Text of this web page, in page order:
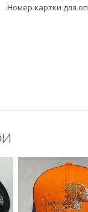
Номер картки для